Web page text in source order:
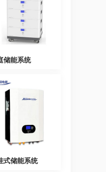
储能系统
式储能系统